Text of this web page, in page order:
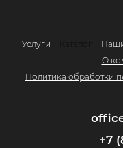
Услуги
О
Политика обработки
+7